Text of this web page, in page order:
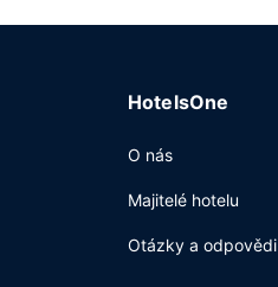
HotelsOne
O nás
Majitelé hotelu
Otázky a odpovědi